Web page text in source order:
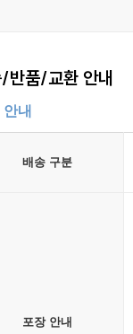
반품/교환 안내
내
배송 구분
포장 안내